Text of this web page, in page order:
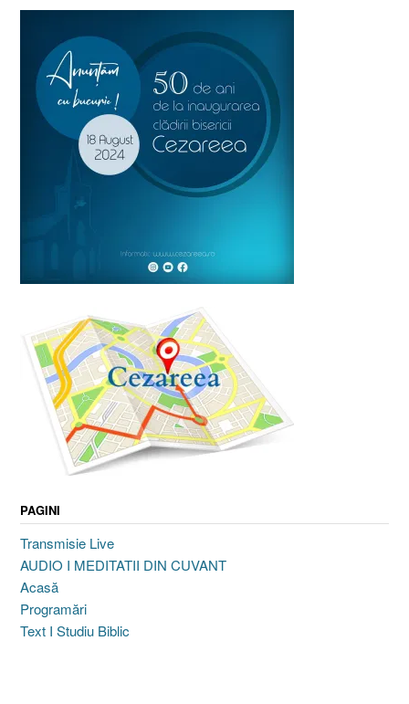
PAGINI
Transmisie Live
AUDIO I MEDITATII DIN CUVANT
Acasă
Programări
Text I Studiu Biblic